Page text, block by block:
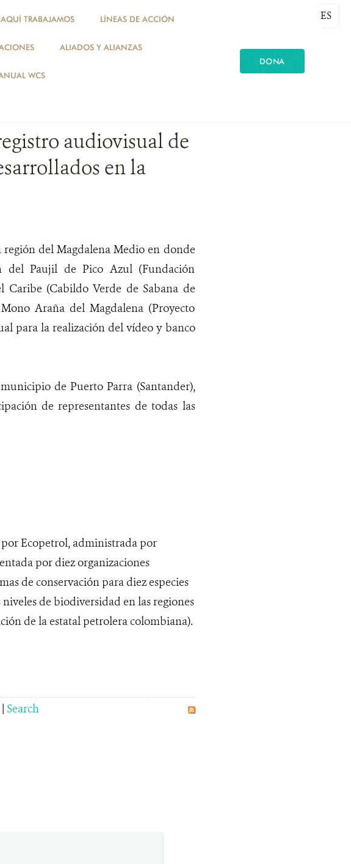
AQUÍ TRABAJAMOS LÍNEAS DE ACCIÓN
ALIADOS Y ALIANZAS
WCS
DONA
ES
audiovisual de
en la
región del Magdalena Medio en donde
del Paujil de Pico Azul (Fundación
Caribe (Cabildo Verde de Sabana de
Araña del Magdalena (Proyecto
para la realización del vídeo y banco
de Puerto Parra (Santander),
de representantes de todas las
Ecopetrol, administrada por
por diez organizaciones
de conservación para diez especies
de biodiversidad en las regiones
de la estatal petrolera colombiana).
| Search